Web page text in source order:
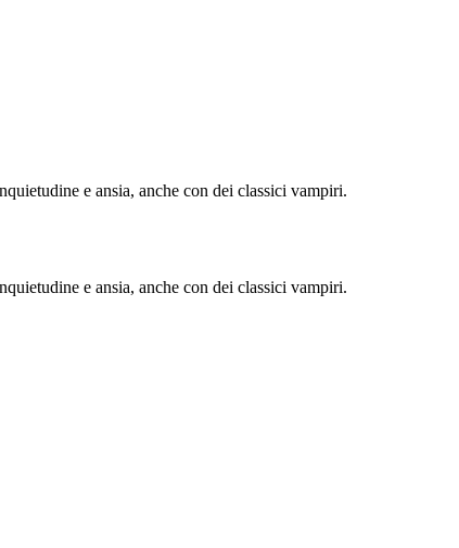
e ansia, anche con dei classici vampiri.
e ansia, anche con dei classici vampiri.